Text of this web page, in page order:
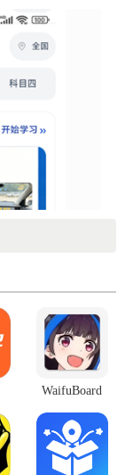
WaifuBoard